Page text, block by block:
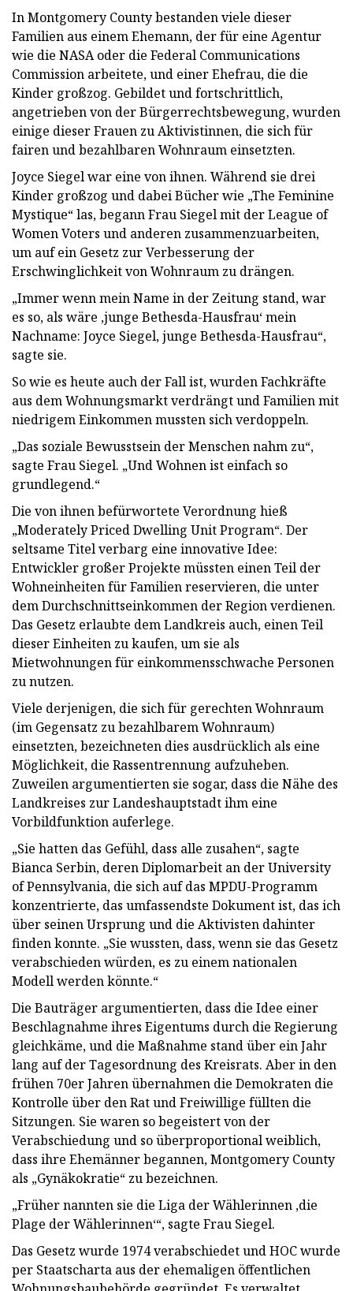
In Montgomery County bestanden viele dieser
Familien aus einem Ehemann, der für eine Agentur
wie die NASA oder die Federal Communications
Commission arbeitete, und einer Ehefrau, die die
Kinder großzog. Gebildet und fortschrittlich,
angetrieben von der Bürgerrechtsbewegung, wurden
einige dieser Frauen zu Aktivistinnen, die sich für
fairen und bezahlbaren Wohnraum einsetzten.
Joyce Siegel war eine von ihnen. Während sie drei
Kinder großzog und dabei Bücher wie „The Feminine
Mystique“ las, begann Frau Siegel mit der League of
Women Voters und anderen zusammenzuarbeiten,
um auf ein Gesetz zur Verbesserung der
Erschwinglichkeit von Wohnraum zu drängen.
„Immer wenn mein Name in der Zeitung stand, war
es so, als wäre ‚junge Bethesda-Hausfrau‘ mein
Nachname: Joyce Siegel, junge Bethesda-Hausfrau“,
sagte sie.
So wie es heute auch der Fall ist, wurden Fachkräfte
aus dem Wohnungsmarkt verdrängt und Familien mit
niedrigem Einkommen mussten sich verdoppeln.
„Das soziale Bewusstsein der Menschen nahm zu“,
sagte Frau Siegel. „Und Wohnen ist einfach so
grundlegend.“
Die von ihnen befürwortete Verordnung hieß
„Moderately Priced Dwelling Unit Program“. Der
seltsame Titel verbarg eine innovative Idee:
Entwickler großer Projekte müssten einen Teil der
Wohneinheiten für Familien reservieren, die unter
dem Durchschnittseinkommen der Region verdienen.
Das Gesetz erlaubte dem Landkreis auch, einen Teil
dieser Einheiten zu kaufen, um sie als
Mietwohnungen für einkommensschwache Personen
zu nutzen.
Viele derjenigen, die sich für gerechten Wohnraum
(im Gegensatz zu bezahlbarem Wohnraum)
einsetzten, bezeichneten dies ausdrücklich als eine
Möglichkeit, die Rassentrennung aufzuheben.
Zuweilen argumentierten sie sogar, dass die Nähe des
Landkreises zur Landeshauptstadt ihm eine
Vorbildfunktion auferlege.
„Sie hatten das Gefühl, dass alle zusahen“, sagte
Bianca Serbin, deren Diplomarbeit an der University
of Pennsylvania, die sich auf das MPDU-Programm
konzentrierte, das umfassendste Dokument ist, das ich
über seinen Ursprung und die Aktivisten dahinter
finden konnte. „Sie wussten, dass, wenn sie das Gesetz
verabschieden würden, es zu einem nationalen
Modell werden könnte.“
Die Bauträger argumentierten, dass die Idee einer
Beschlagnahme ihres Eigentums durch die Regierung
gleichkäme, und die Maßnahme stand über ein Jahr
lang auf der Tagesordnung des Kreisrats. Aber in den
frühen 70er Jahren übernahmen die Demokraten die
Kontrolle über den Rat und Freiwillige füllten die
Sitzungen. Sie waren so begeistert von der
Verabschiedung und so überproportional weiblich,
dass ihre Ehemänner begannen, Montgomery County
als „Gynäkokratie“ zu bezeichnen.
„Früher nannten sie die Liga der Wählerinnen ‚die
Plage der Wählerinnen‘“, sagte Frau Siegel.
Das Gesetz wurde 1974 verabschiedet und HOC wurde
per Staatscharta aus der ehemaligen öffentlichen